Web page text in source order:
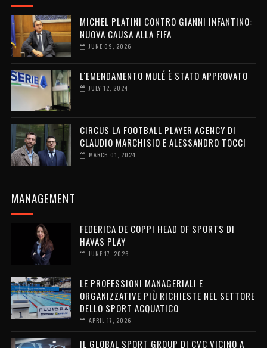
MICHEL PLATINI CONTRO GIANNI INFANTINO:
NUOVA CAUSA ALLA FIFA
JUNE 09, 2026
L'EMENDAMENTO MULÉ È STATO APPROVATO
JULY 12, 2024
CIRCUS LA FOOTBALL PLAYER AGENCY DI
CLAUDIO MARCHISIO E ALESSANDRO TOCCI
MARCH 01, 2024
MANAGEMENT
FEDERICA DE COPPI HEAD OF SPORTS DI
HAVAS PLAY
JUNE 17, 2026
LE PROFESSIONI MANAGERIALI E
ORGANIZZATIVE PIÙ RICHIESTE NEL SETTORE
DELLO SPORT ACQUATICO
APRIL 17, 2026
IL GLOBAL SPORT GROUP DI CVC VICINO A